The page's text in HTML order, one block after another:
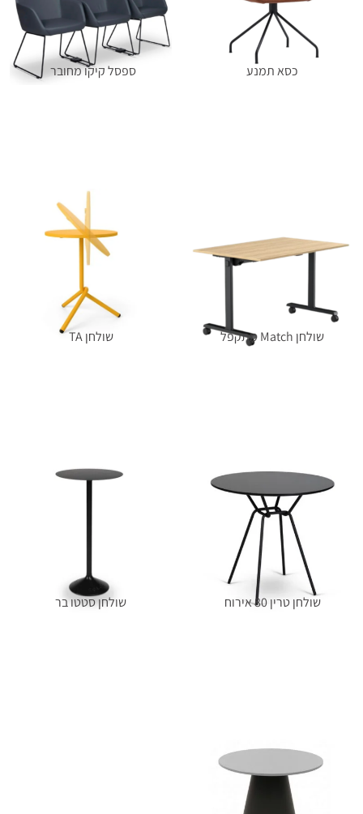
כסא תמנע ספסל קיקו מחובר
שולחן Match מתקפל שולחן TA
שולחן טרין 80 אירוח שולחן סטטו בר